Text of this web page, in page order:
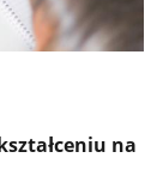
na